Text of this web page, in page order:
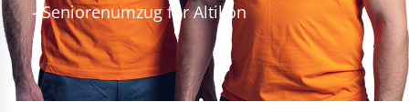
- Seniorenumzug für Altikon